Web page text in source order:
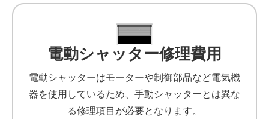
電動シャッター修理費用
電動シャッターはモーターや制御部品など電気機
器を使用しているため、手動シャッターとは異な
る修理項目が必要となります。